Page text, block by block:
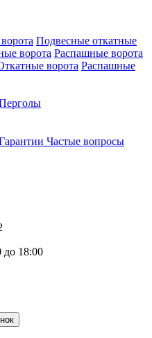
Подвесные откатные
ворота Распашные ворота
ворота Распашные
Частые вопросы
до 18:00